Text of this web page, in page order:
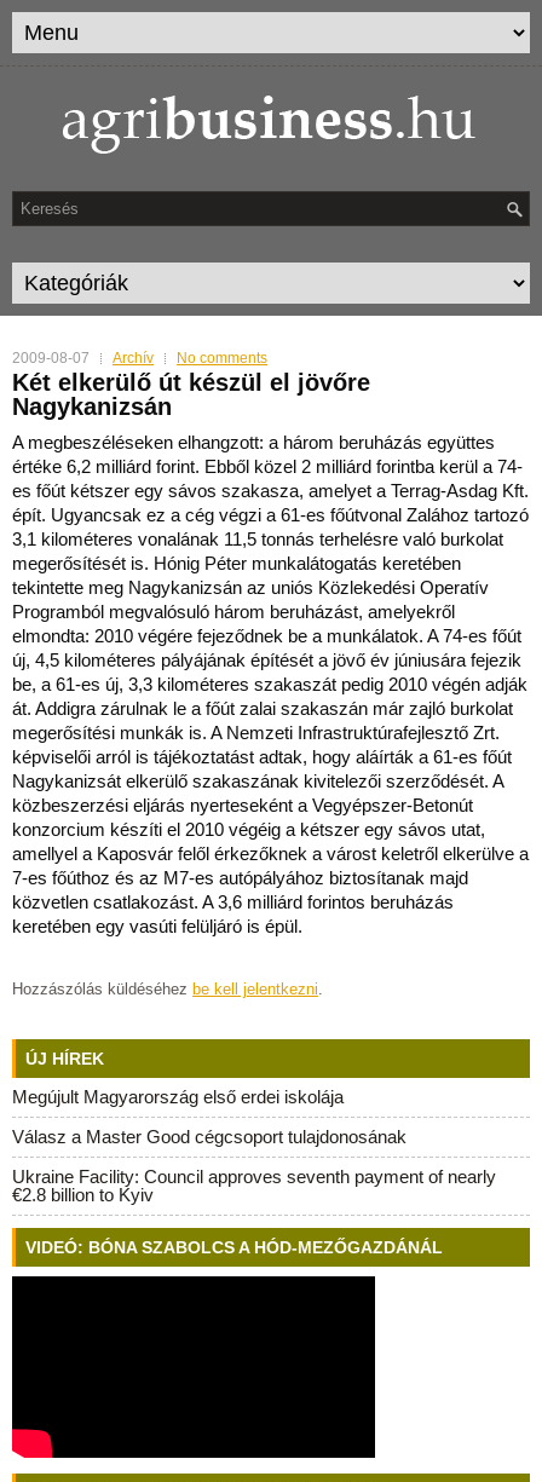
2009-08-07 Archív No comments
Két elkerülő út készül el jövőre
Nagykanizsán
A megbeszéléseken elhangzott: a három beruházás együttes
értéke 6,2 milliárd forint. Ebből közel 2 milliárd forintba kerül a 74-
es főút kétszer egy sávos szakasza, amelyet a Terrag-Asdag Kft.
épít. Ugyancsak ez a cég végzi a 61-es főútvonal Zalához tartozó
3,1 kilométeres vonalának 11,5 tonnás terhelésre való burkolat
megerősítését is. Hónig Péter munkalátogatás keretében
tekintette meg Nagykanizsán az uniós Közlekedési Operatív
Programból megvalósuló három beruházást, amelyekről
elmondta: 2010 végére fejeződnek be a munkálatok. A 74-es főút
új, 4,5 kilométeres pályájának építését a jövő év júniusára fejezik
be, a 61-es új, 3,3 kilométeres szakaszát pedig 2010 végén adják
át. Addigra zárulnak le a főút zalai szakaszán már zajló burkolat
megerősítési munkák is. A Nemzeti Infrastruktúrafejlesztő Zrt.
képviselői arról is tájékoztatást adtak, hogy aláírták a 61-es főút
Nagykanizsát elkerülő szakaszának kivitelezői szerződését. A
közbeszerzési eljárás nyerteseként a Vegyépszer-Betonút
konzorcium készíti el 2010 végéig a kétszer egy sávos utat,
amellyel a Kaposvár felől érkezőknek a várost keletről elkerülve a
7-es főúthoz és az M7-es autópályához biztosítanak majd
közvetlen csatlakozást. A 3,6 milliárd forintos beruházás
keretében egy vasúti felüljáró is épül.
Hozzászólás küldéséhez be kell jelentkezni.
ÚJ HÍREK
Megújult Magyarország első erdei iskolája
Válasz a Master Good cégcsoport tulajdonosának
Ukraine Facility: Council approves seventh payment of nearly
€2.8 billion to Kyiv
VIDEÓ: BÓNA SZABOLCS A HÓD-MEZŐGAZDÁNÁL